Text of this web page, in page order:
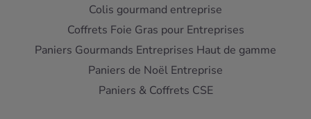
Colis gourmand entreprise
Coffrets Foie Gras pour Entreprises
Paniers Gourmands Entreprises Haut de gamme
Paniers de Noël Entreprise
Paniers & Coffrets CSE